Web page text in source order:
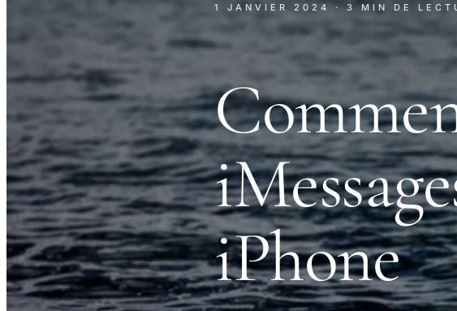
1 JANVIER 2024 · 3 MIN DE
iPhone